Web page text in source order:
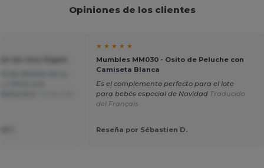
Opiniones de los clientes
★ ★ ★ ★ ★
Mumbles MM030 - Osito de Peluche con
Camiseta Blanca
Es el complemento perfecto para el lote
para bebés especial de Navidad Traducido
del Français
Reseña por Sébastien D.